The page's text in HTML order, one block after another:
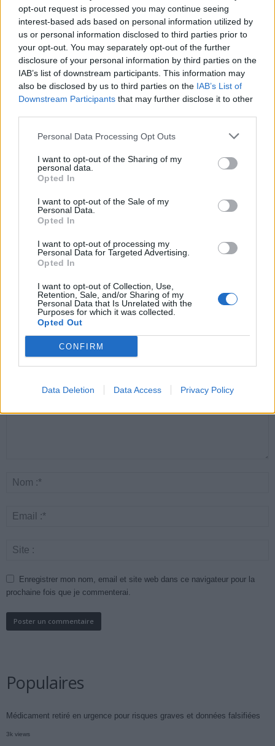
opt-out request is processed you may continue seeing
interest-based ads based on personal information utilized by
us or personal information disclosed to third parties prior to
your opt-out. You may separately opt-out of the further
disclosure of your personal information by third parties on the
IAB’s list of downstream participants. This information may
also be disclosed by us to third parties on the IAB’s List of
Downstream Participants that may further disclose it to other
Personal Data Processing Opt Outs
I want to opt-out of the Sharing of my
personal data.
Opted In
I want to opt-out of the Sale of my
Personal Data.
Opted In
I want to opt-out of processing my
Personal Data for Targeted Advertising.
Opted In
I want to opt-out of Collection, Use,
Retention, Sale, and/or Sharing of my
Personal Data that Is Unrelated with the
Purposes for which it was collected.
Opted Out
CONFIRM
Data Deletion Data Access Privacy Policy
Parler seul : le signe
surprenant d’une
intelligence éclatante
Vaincre les maladies
cardiaques : découvrez les
secrets pour protéger
votre cœur
news
ARTICLES CONNEXES
Canicule : les conseils
cardiologues pour
éviter le danger
Santé
lunettes de sécurité
Santé
LAISSER UN COMMENTAIRE
Enregistrer mon nom, email et site web dans ce navigateur pour la
prochaine fois que je commenterai.
Populaires
Médicament retiré en urgence pour risques graves et données falsifiées
3k views